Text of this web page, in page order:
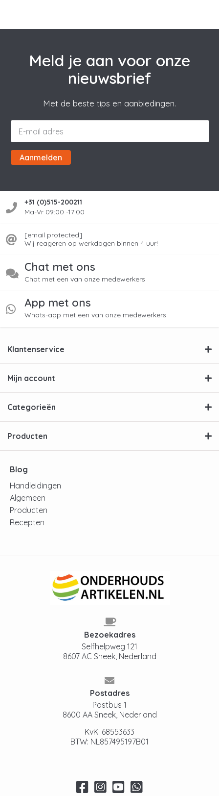
Meld je aan voor onze
nieuwsbrief
Met de beste tips en aanbiedingen.
Aanmelden
+31 (0)515-200211
Ma-Vr 09:00 -17:00
[email protected]
Wij reageren op werkdagen binnen 4 uur!
Chat met ons
Chat met een van onze medewerkers
App met ons
Whats-app met een van onze medewerkers.
Klantenservice
Mijn account
Categorieën
Producten
Blog
Handleidingen
Algemeen
Producten
Recepten
Bezoekadres
Selfhelpweg 121
8607 AC Sneek, Nederland
Postadres
Postbus 1
8600 AA Sneek, Nederland
KvK: 68553633
BTW: NL857495197B01